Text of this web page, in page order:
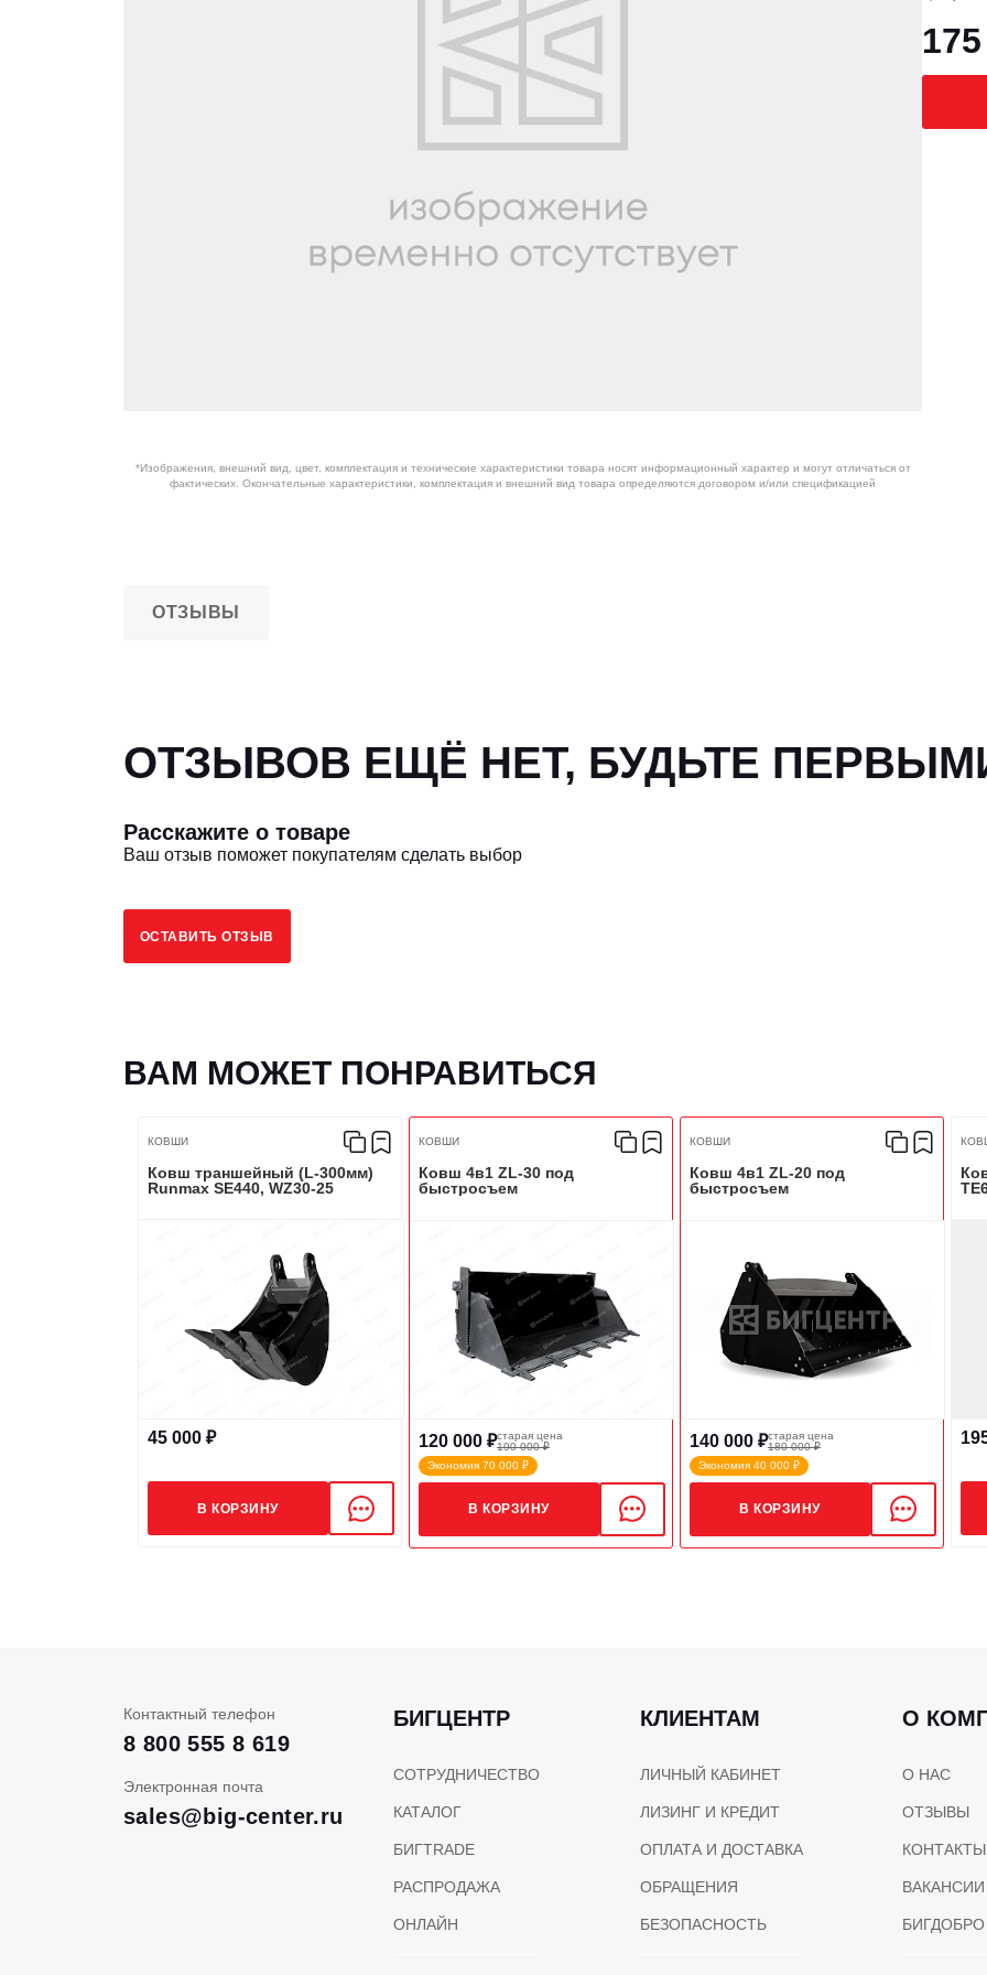
*Изображения, внешний вид, цвет, комплектация и технические характеристики товара носят информационный характер и могут отличаться от
фактических. Окончательные характеристики, комплектация и внешний вид товара определяются договором и/или спецификацией
ОТЗЫВЫ
ОТЗЫВОВ ЕЩЁ НЕТ, БУДЬТЕ
Расскажите о товаре
Ваш отзыв поможет покупателям сделать выбор
ОСТАВИТЬ ОТЗЫВ
ВАМ МОЖЕТ ПОНРАВИТЬСЯ
КОВШИ
Ковш траншейный (L-300мм)
Runmax SE440, WZ30-25
45 000 ₽
В КОРЗИНУ
КОВШИ
Ковш 4в1 ZL-30 под
быстросъем
120 000 ₽старая цена
190 000 ₽
Экономия 70 000 ₽
В КОРЗИНУ
КОВШИ
Ковш 4в1 ZL-20 под
быстросъем
140 000 ₽старая цена
180 000 ₽
Экономия 40 000 ₽
В КОРЗИНУ
Контактный телефон
8 800 555 8 619
Электронная почта
sales@big-center.ru
БИГЦЕНТР
СОТРУДНИЧЕСТВО
КАТАЛОГ
БИГTRADE
РАСПРОДАЖА
ОНЛАЙН
КЛИЕНТАМ
ЛИЧНЫЙ КАБИНЕТ
ЛИЗИНГ И КРЕДИТ
ОПЛАТА И ДОСТАВКА
ОБРАЩЕНИЯ
БЕЗОПАСНОСТЬ
О
О НАС
ОТЗЫВЫ
КОНТАКТЫ
ВАКАНСИИ
БИГДОБРО